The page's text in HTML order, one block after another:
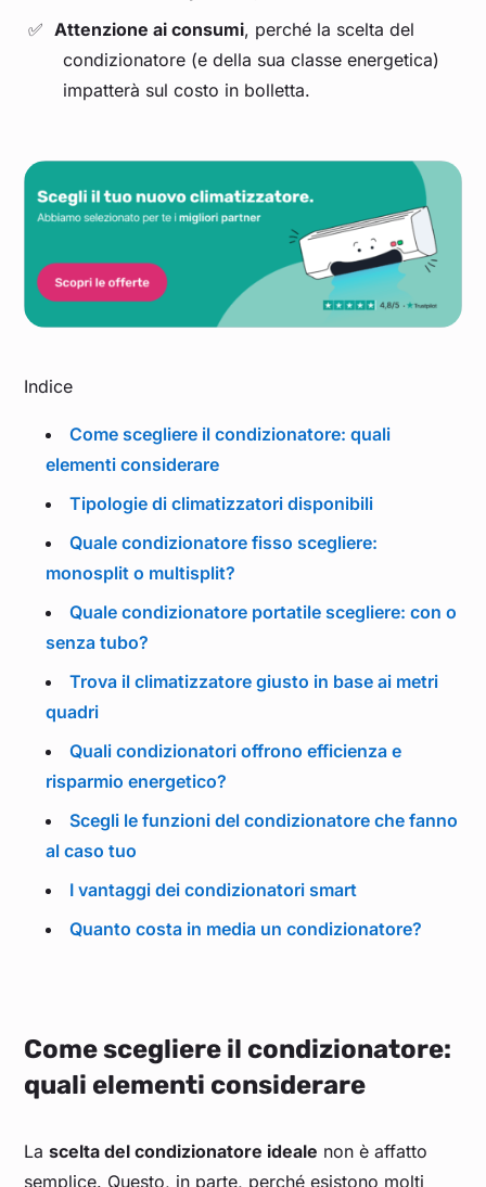
Attenzione ai consumi, perché la scelta del
condizionatore (e della sua classe energetica)
impatterà sul costo in bolletta.
Indice
Come scegliere il condizionatore: quali
elementi considerare
Tipologie di climatizzatori disponibili
Quale condizionatore fisso scegliere:
monosplit o multisplit?
Quale condizionatore portatile scegliere: con o
senza tubo?
Trova il climatizzatore giusto in base ai metri
quadri
Quali condizionatori offrono efficienza e
risparmio energetico?
Scegli le funzioni del condizionatore che fanno
al caso tuo
I vantaggi dei condizionatori smart
Quanto costa in media un condizionatore?
Come scegliere il condizionatore:
quali elementi considerare
Lascelta del condizionatore ideale non è affatto
semplice. Questo, in parte, perché esistono molti